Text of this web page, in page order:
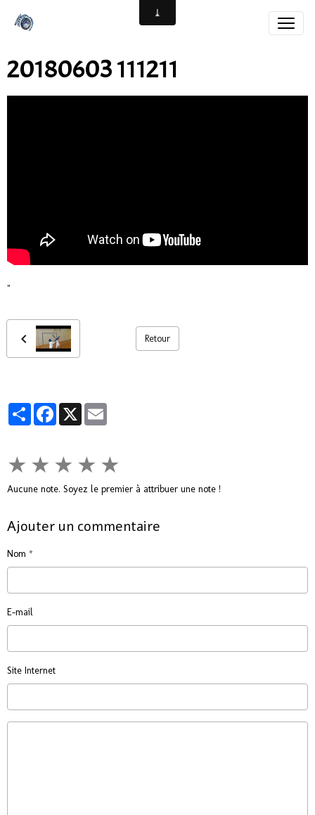
20180603 111211
"
Retour
PartagerFacebook
X
★ ★ ★ ★ ★
Aucune note. Soyez le premier à attribuer une note !
Ajouter un commentaire
Nom
E-mail
Site Internet